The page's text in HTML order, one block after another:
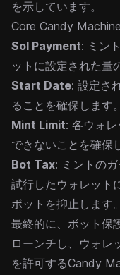
を示しています。
Core Candy
Sol Payment: ミン
ットに設定された量
Start Date: 設定さ
ることを確保します。
Mint Limit: 各ウォ
できないことを確保
Bot Tax: ミントの
試行したウォレット
ボットを抑止します。
最終的に、ボット保
ローンチし、ウォレ
を許可するCandy